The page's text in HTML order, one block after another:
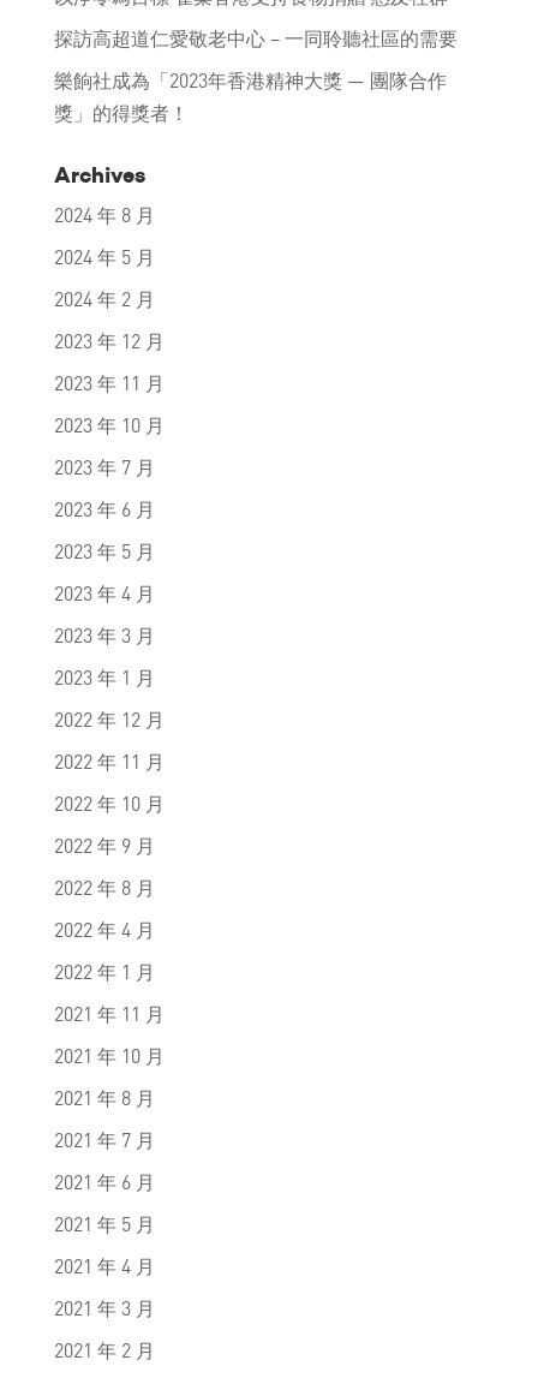
探訪高超道仁愛敬老中心 – 一同聆聽社區的需要
樂餉社成為「2023年香港精神大獎 — 團隊合作
獎」的得獎者！
Archives
2024 年 8 月
2024 年 5 月
2024 年 2 月
2023 年 12 月
2023 年 11 月
2023 年 10 月
2023 年 7 月
2023 年 6 月
2023 年 5 月
2023 年 4 月
2023 年 3 月
2023 年 1 月
2022 年 12 月
2022 年 11 月
2022 年 10 月
2022 年 9 月
2022 年 8 月
2022 年 4 月
2022 年 1 月
2021 年 11 月
2021 年 10 月
2021 年 8 月
2021 年 7 月
2021 年 6 月
2021 年 5 月
2021 年 4 月
2021 年 3 月
2021 年 2 月